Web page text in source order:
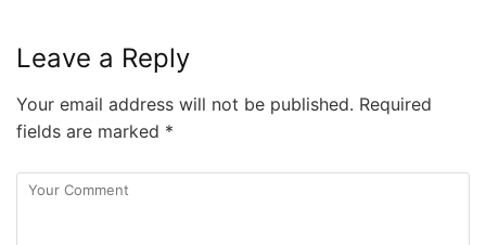
Leave a Reply
Your email address will not be published. Required
fields are marked *